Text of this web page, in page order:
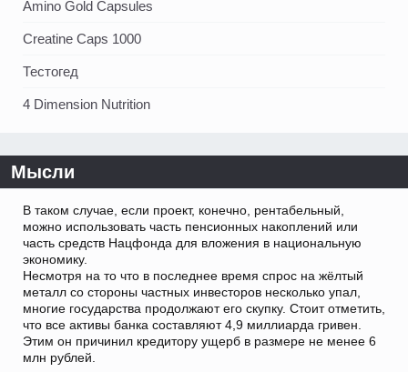
Amino Gold Capsules
Creatine Caps 1000
Тестогед
4 Dimension Nutrition
Мысли
В таком случае, если проект, конечно, рентабельный,
можно использовать часть пенсионных накоплений или
часть средств Нацфонда для вложения в национальную
экономику.
Несмотря на то что в последнее время спрос на жёлтый
металл со стороны частных инвесторов несколько упал,
многие государства продолжают его скупку. Стоит отметить,
что все активы банка составляют 4,9 миллиарда гривен.
Этим он причинил кредитору ущерб в размере не менее 6
млн рублей.